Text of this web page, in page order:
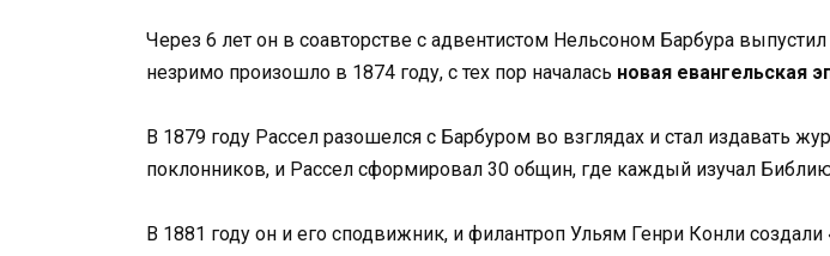
Через 6 лет он в соавторстве с адвентистом Нельсоном Барбура
незримо произошло в 1874 году, с тех пор началась новая евангельская
В 1879 году Рассел разошелся с Барбуром во взглядах и стал издавать
поклонников, и Рассел сформировал 30 общин, где каждый изучал
В 1881 году он и его сподвижник, и филантроп Ульям Генри Конли